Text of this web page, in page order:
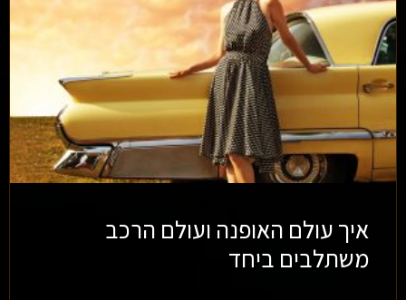
איך עולם האופנה ועולם הרכב
משתלבים ביחד